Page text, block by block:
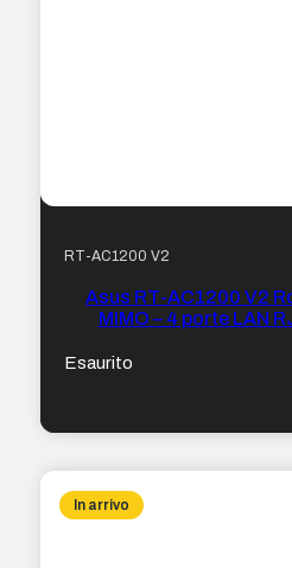
RT-AC1200 V2
Asus RT-AC1200 V2
MIMO – 4 porte LAN
Esaurito
In arrivo